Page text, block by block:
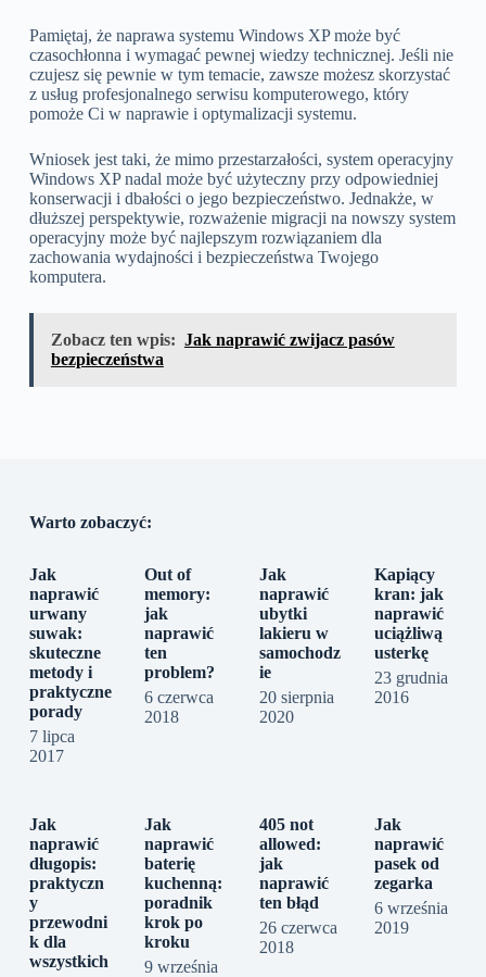
Pamiętaj, że naprawa systemu Windows XP może być
czasochłonna i wymagać pewnej wiedzy technicznej. Jeśli nie
czujesz się pewnie w tym temacie, zawsze możesz skorzystać
z usług profesjonalnego serwisu komputerowego, który
pomoże Ci w naprawie i optymalizacji systemu.
Wniosek jest taki, że mimo przestarzałości, system operacyjny
Windows XP nadal może być użyteczny przy odpowiedniej
konserwacji i dbałości o jego bezpieczeństwo. Jednakże, w
dłuższej perspektywie, rozważenie migracji na nowszy system
operacyjny może być najlepszym rozwiązaniem dla
zachowania wydajności i bezpieczeństwa Twojego
komputera.
Zobacz ten wpis: Jak naprawić zwijacz pasów
bezpieczeństwa
Warto zobaczyć:
Jak
naprawić
urwany
suwak:
skuteczne
metody i
praktyczne
porady
7 lipca
2017
Out of
memory:
jak
naprawić
ten
problem?
6 czerwca
2018
Jak
naprawić
ubytki
lakieru w
samochodz
ie
20 sierpnia
2020
Kapiący
kran: jak
naprawić
uciążliwą
usterkę
23 grudnia
2016
Jak
naprawić
długopis:
praktyczn
y
przewodni
k dla
wszystkich
Jak
naprawić
baterię
kuchenną:
poradnik
krok po
kroku
9 września
405 not
allowed:
jak
naprawić
ten błąd
26 czerwca
2018
Jak
naprawić
pasek od
zegarka
6 września
2019